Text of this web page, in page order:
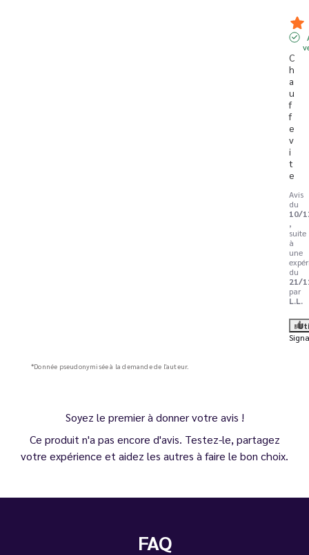
C
h
a
u
f
f
e
v
i
t
e
Avis
du
10/
,
suite
à
une
du
21/
par
L.L.
*Donnée pseudonymisée à la demande de l'auteur.
Soyez le premier à donner votre avis !
Ce produit n'a pas encore d'avis. Testez-le, partagez
votre expérience et aidez les autres à faire le bon choix.
FAQ